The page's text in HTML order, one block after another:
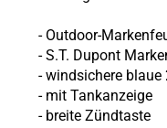
- Outdoor-
- S.T. Dupont
- windsichere
- mit Tankanzeige
- breite Zündtaste